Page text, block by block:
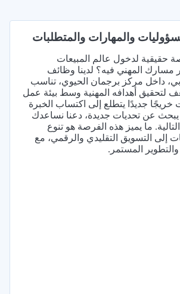
والمهارات والمتطلبات
لدخول عالم المبيعات
مسارك المهني فيه؟ لدينا وظائف
داخل مركز برجمان الحيوي، تناسب
لتحقيق أهدافه المهنية وسط بيئة عمل
جديدًا يتطلع إلى اكتساب الخبرة
يبحث عن تحديات جديدة، دعنا نساعدك
ما يميز هذه الفرصة هو تنوع
إلى التسويق التقليدي والرقمي، مع
المستمر.